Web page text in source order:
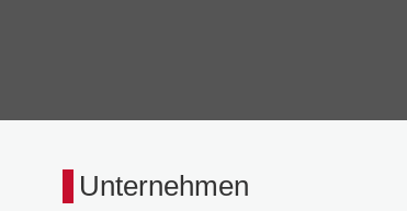
Unternehmen